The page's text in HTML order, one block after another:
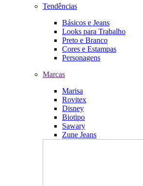
Tendências
Básicos e Jeans
Looks para Trabalho
Preto e Branco
Cores e Estampas
Personagens
Marcas
Marisa
Rovitex
Disney
Biotipo
Sawary
Zune Jeans